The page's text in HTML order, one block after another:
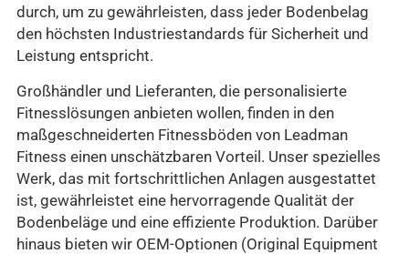
durch, um zu gewährleisten, dass jeder Bodenbelag
den höchsten Industriestandards für Sicherheit und
Leistung entspricht.
Großhändler und Lieferanten, die personalisierte
Fitnesslösungen anbieten wollen, finden in den
maßgeschneiderten Fitnessböden von Leadman
Fitness einen unschätzbaren Vorteil. Unser spezielles
Werk, das mit fortschrittlichen Anlagen ausgestattet
ist, gewährleistet eine hervorragende Qualität der
Bodenbeläge und eine effiziente Produktion. Darüber
hinaus bieten wir OEM-Optionen (Original Equipment